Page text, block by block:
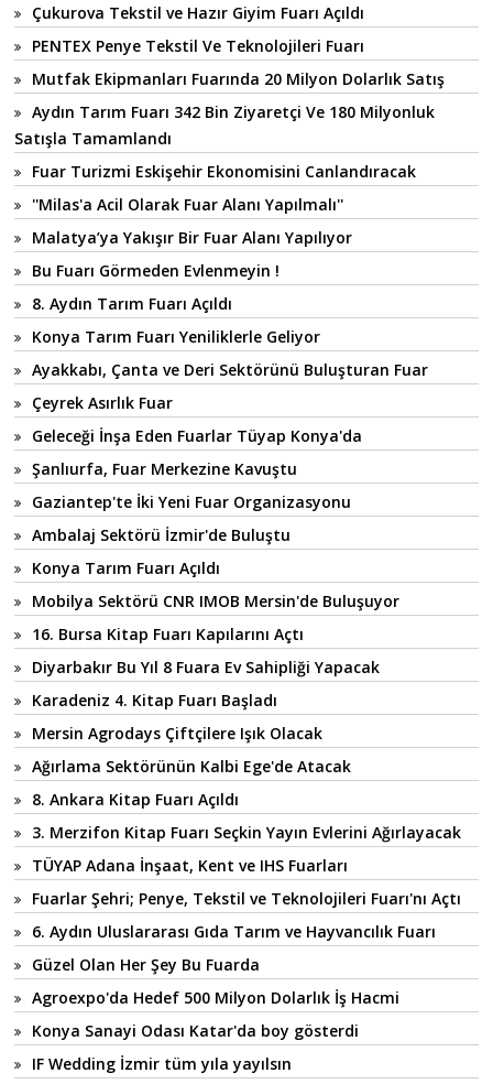
Çukurova Tekstil ve Hazır Giyim Fuarı Açıldı
PENTEX Penye Tekstil Ve Teknolojileri Fuarı
Mutfak Ekipmanları Fuarında 20 Milyon Dolarlık Satış
Aydın Tarım Fuarı 342 Bin Ziyaretçi Ve 180 Milyonluk
Satışla Tamamlandı
Fuar Turizmi Eskişehir Ekonomisini Canlandıracak
''Milas'a Acil Olarak Fuar Alanı Yapılmalı''
Malatya’ya Yakışır Bir Fuar Alanı Yapılıyor
Bu Fuarı Görmeden Evlenmeyin !
8. Aydın Tarım Fuarı Açıldı
Konya Tarım Fuarı Yeniliklerle Geliyor
Ayakkabı, Çanta ve Deri Sektörünü Buluşturan Fuar
Çeyrek Asırlık Fuar
Geleceği İnşa Eden Fuarlar Tüyap Konya'da
Şanlıurfa, Fuar Merkezine Kavuştu
Gaziantep'te İki Yeni Fuar Organizasyonu
Ambalaj Sektörü İzmir'de Buluştu
Konya Tarım Fuarı Açıldı
Mobilya Sektörü CNR IMOB Mersin'de Buluşuyor
16. Bursa Kitap Fuarı Kapılarını Açtı
Diyarbakır Bu Yıl 8 Fuara Ev Sahipliği Yapacak
Karadeniz 4. Kitap Fuarı Başladı
Mersin Agrodays Çiftçilere Işık Olacak
Ağırlama Sektörünün Kalbi Ege'de Atacak
8. Ankara Kitap Fuarı Açıldı
3. Merzifon Kitap Fuarı Seçkin Yayın Evlerini Ağırlayacak
TÜYAP Adana İnşaat, Kent ve IHS Fuarları
Fuarlar Şehri; Penye, Tekstil ve Teknolojileri Fuarı'nı Açtı
6. Aydın Uluslararası Gıda Tarım ve Hayvancılık Fuarı
Güzel Olan Her Şey Bu Fuarda
Agroexpo'da Hedef 500 Milyon Dolarlık İş Hacmi
Konya Sanayi Odası Katar'da boy gösterdi
IF Wedding İzmir tüm yıla yayılsın